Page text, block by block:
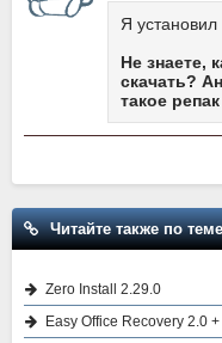
Я
Не знаете,
скачать?
такое
Читайте также по
Zero Install 2.29.0
Easy Office Recovery 2.0 +